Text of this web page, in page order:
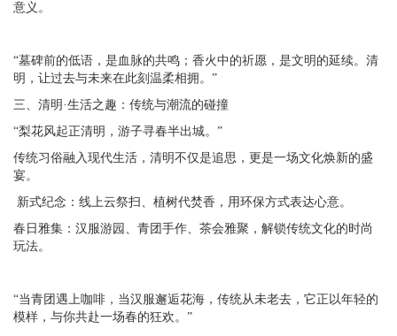
意义。
“墓碑前的低语，是血脉的共鸣；香火中的祈愿，是文明的延续。清
明，让过去与未来在此刻温柔相拥。”
三、清明·生活之趣：传统与潮流的碰撞
“梨花风起正清明，游子寻春半出城。”
传统习俗融入现代生活，清明不仅是追思，更是一场文化焕新的盛
宴。
新式纪念：线上云祭扫、植树代焚香，用环保方式表达心意。
春日雅集：汉服游园、青团手作、茶会雅聚，解锁传统文化的时尚
玩法。
“当青团遇上咖啡，当汉服邂逅花海，传统从未老去，它正以年轻的
模样，与你共赴一场春的狂欢。”